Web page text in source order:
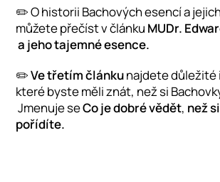
✏️ O historii Bachových esencí a
můžete přečíst v článku MUDr.
a jeho tajemné esence.
✏️Ve třetím článkunajdete důležité
které byste měli znát, než si
Jmenuje seCo je dobré vědět, než
pořídíte.